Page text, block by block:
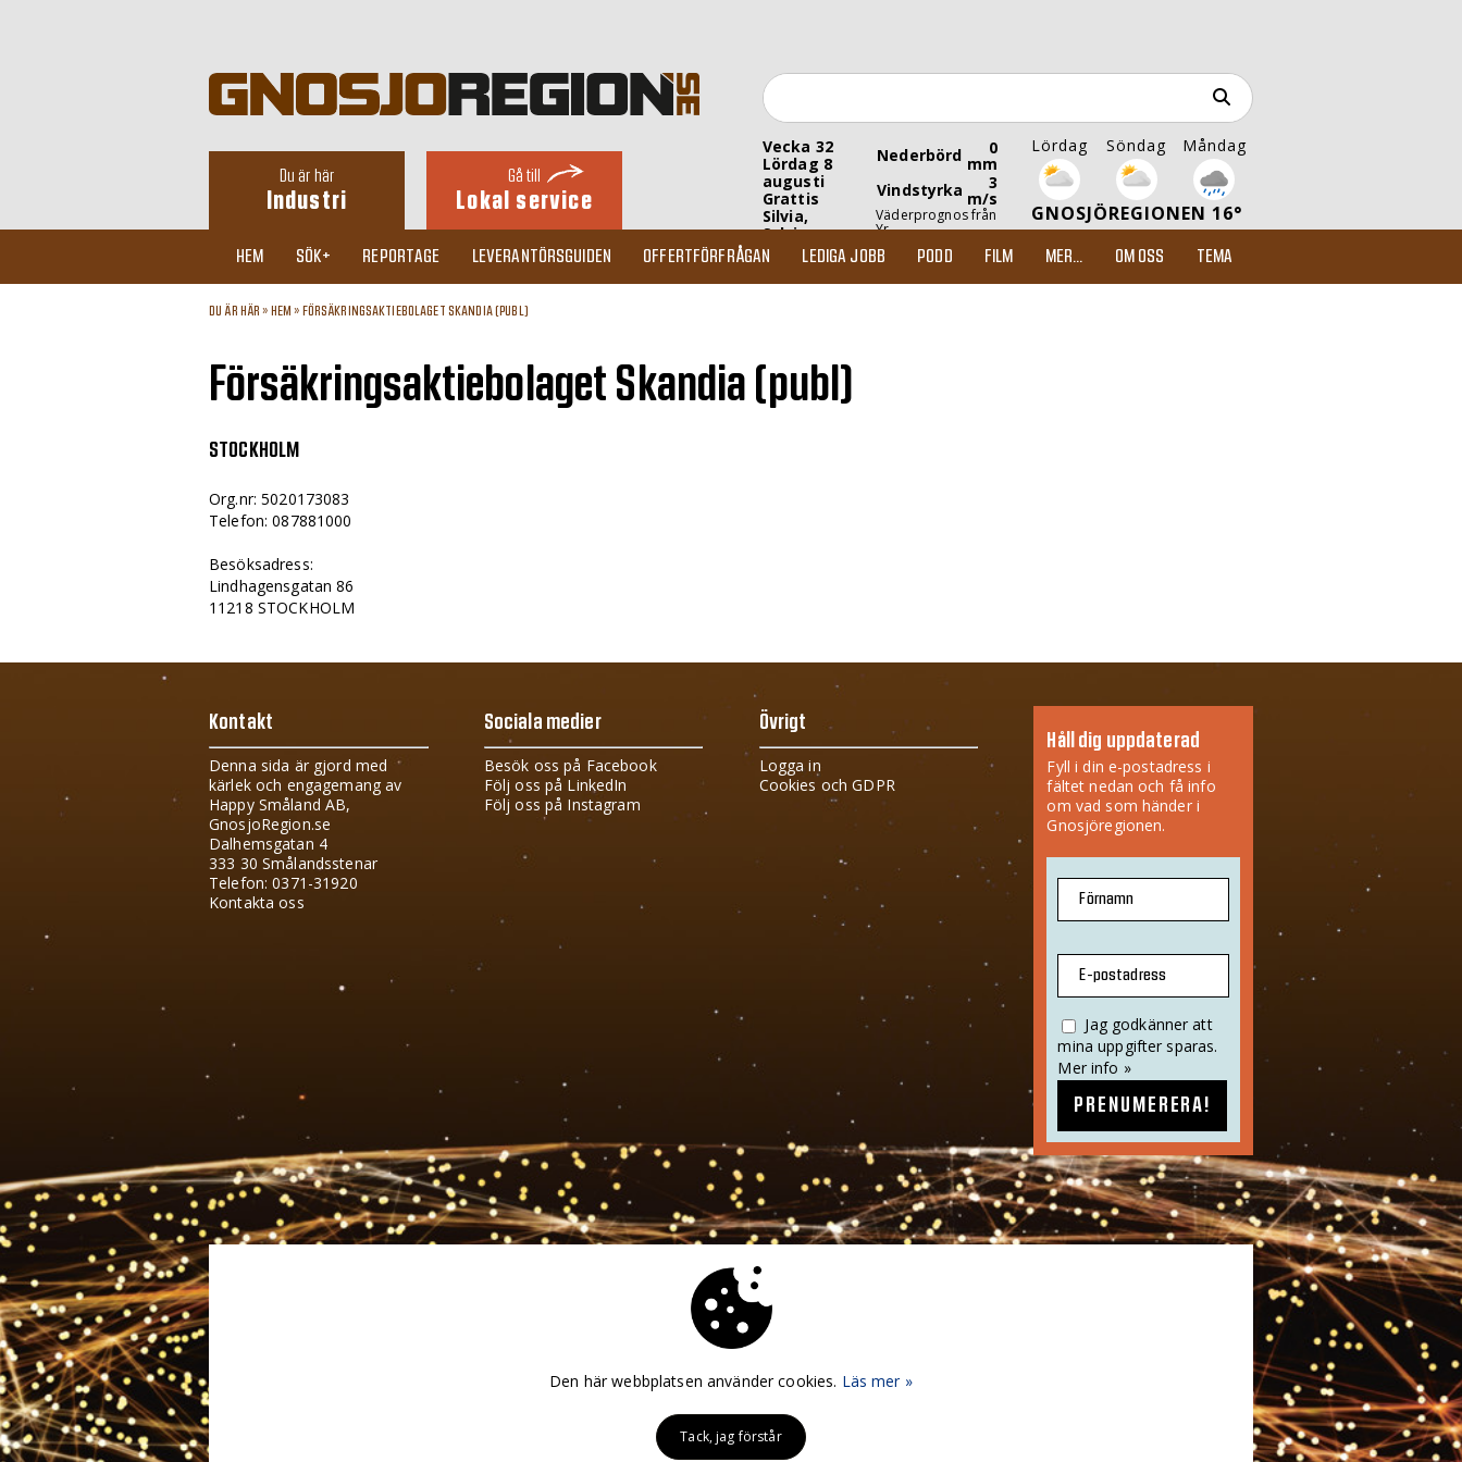
Du är här
Industri
Gå till
Lokal service
Vecka 32
Lördag 8
augusti
Grattis
Silvia,
Sylvia
Nederbörd 0
mm
Vindstyrka
3
m/s
Väderprognos från
Yr
Lördag Söndag Måndag
GNOSJÖREGIONEN 16°
HEM SÖK+ REPORTAGE LEVERANTÖRSGUIDEN OFFERTFÖRFRÅGAN LEDIGA JOBB PODD FILM MER... OM OSS TEMA
DU ÄR HÄR » HEM » FÖRSÄKRINGSAKTIEBOLAGET SKANDIA (PUBL)
Försäkringsaktiebolaget Skandia (publ)
STOCKHOLM
Org.nr: 5020173083
Telefon: 087881000
Besöksadress:
Lindhagensgatan 86
11218 STOCKHOLM
Kontakt
Denna sida är gjord med
kärlek och engagemang av
Happy Småland AB,
GnosjoRegion.se
Dalhemsgatan 4
333 30 Smålandsstenar
Telefon: 0371-31920
Kontakta oss
Sociala medier
Besök oss på Facebook
Följ oss på LinkedIn
Följ oss på Instagram
Övrigt
Logga in
Cookies och GDPR
Håll dig uppdaterad
Fyll i din e-postadress i
fältet nedan och få info
om vad som händer i
Gnosjöregionen.
Förnamn
E-postadress
Jag godkänner att
mina uppgifter sparas.
Mer info »
PRENUMERERA!
Den här webbplatsen använder cookies. Läs mer »
Tack, jag förstår